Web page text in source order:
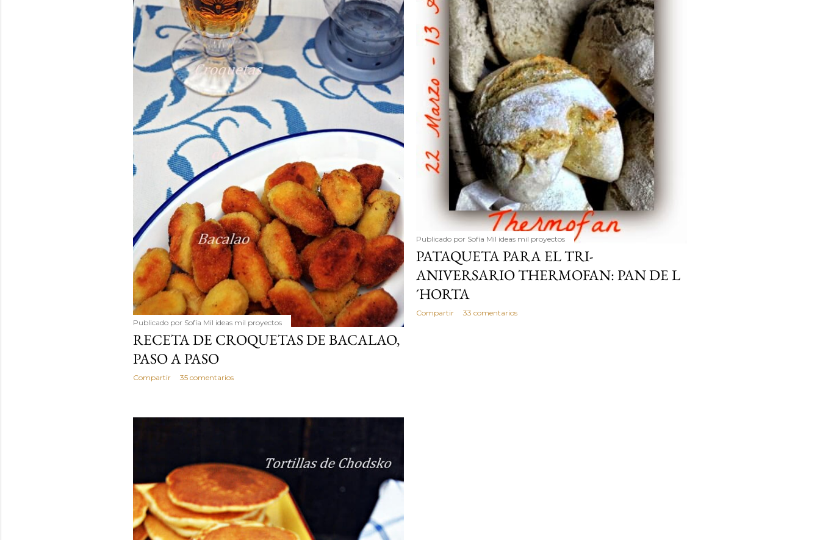
Publicado por Sofía Mil ideas mil proyectos
PATAQUETA PARA EL TRI-
ANIVERSARIO THERMOFAN: PAN DE L
´HORTA
Compartir
33 comentarios
Publicado por Sofía Mil ideas mil proyectos
RECETA DE CROQUETAS DE BACALAO,
PASO A PASO
Compartir 35 comentarios